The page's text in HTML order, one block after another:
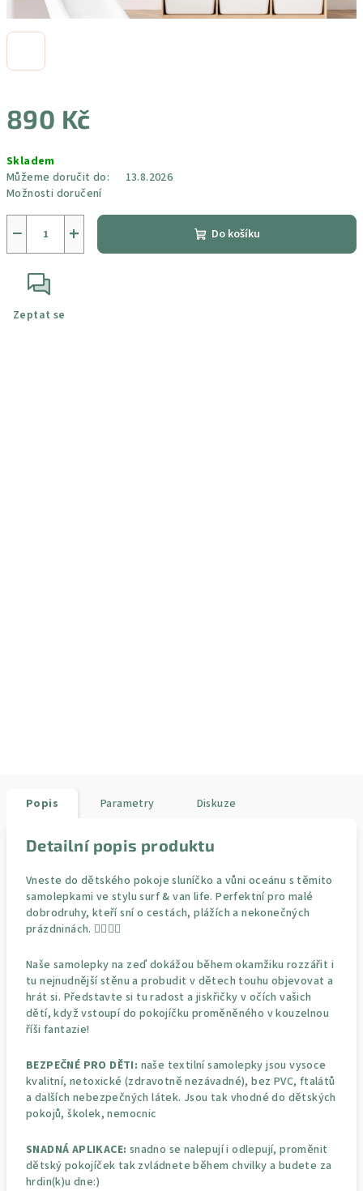
890 Kč
cena:
Skladem
Můžeme doručit do:
13.8.2026
Možnosti doručení
+
− Do košíku
Zeptat se
Popis Parametry Diskuze
Detailní popis produktu
Vneste do dětského pokoje sluníčko a vůni oceánu s těmito
samolepkami ve stylu surf & van life. Perfektní pro malé
dobrodruhy, kteří sní o cestách, plážích a nekonečných
prázdninách. 🏄‍♂️🌴🚐
Naše samolepky na zeď dokážou během okamžiku rozzářit i
tu nejnudnější stěnu a probudit v dětech touhu objevovat a
hrát si. Představte si tu radost a jiskřičky v očích vašich
dětí, když vstoupí do pokojíčku proměněného v kouzelnou
říši fantazie!
BEZPEČNÉ PRO DĚTI: naše textilní samolepky jsou vysoce
kvalitní, netoxické (zdravotně nezávadné), bez PVC, ftalátů
a dalších nebezpečných látek. Jsou tak vhodné do dětských
pokojů, školek, nemocnic
SNADNÁ APLIKACE: snadno se nalepují i odlepují, proměnit
dětský pokojíček tak zvládnete během chvilky a budete za
hrdin(k)u dne:)